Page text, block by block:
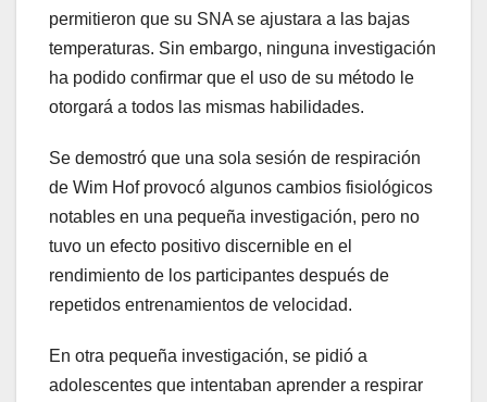
permitieron que su SNA se ajustara a las bajas
temperaturas. Sin embargo, ninguna investigación
ha podido confirmar que el uso de su método le
otorgará a todos las mismas habilidades.
Se demostró que una sola sesión de respiración
de Wim Hof ​​provocó algunos cambios fisiológicos
notables en una pequeña investigación, pero no
tuvo un efecto positivo discernible en el
rendimiento de los participantes después de
repetidos entrenamientos de velocidad.
En otra pequeña investigación, se pidió a
adolescentes que intentaban aprender a respirar